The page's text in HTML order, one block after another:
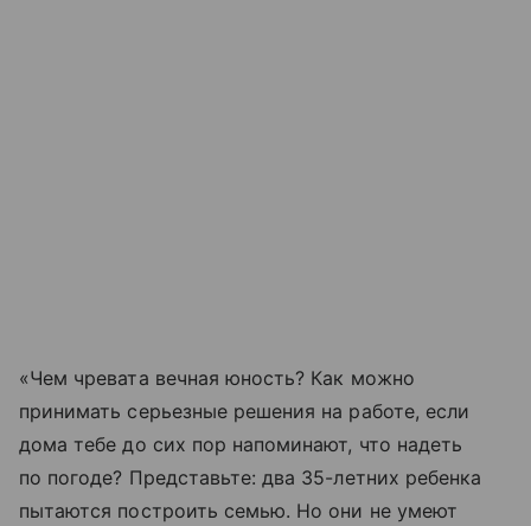
«Чем чревата вечная юность? Как можно
принимать серьезные решения на работе, если
дома тебе до сих пор напоминают, что надеть
по погоде? Представьте: два 35-летних ребенка
пытаются построить семью. Но они не умеют